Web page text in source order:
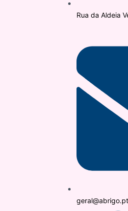
Rua da Aldeia
geral@abrigo.pt